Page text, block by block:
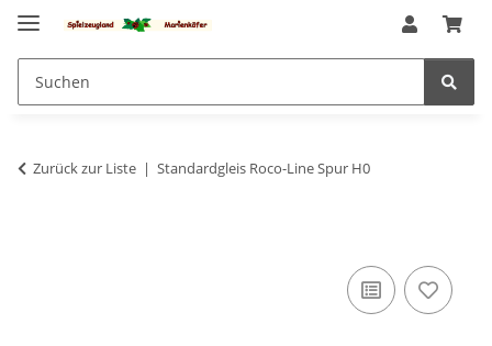
Zurück zur Liste Standardgleis Roco-Line Spur H0